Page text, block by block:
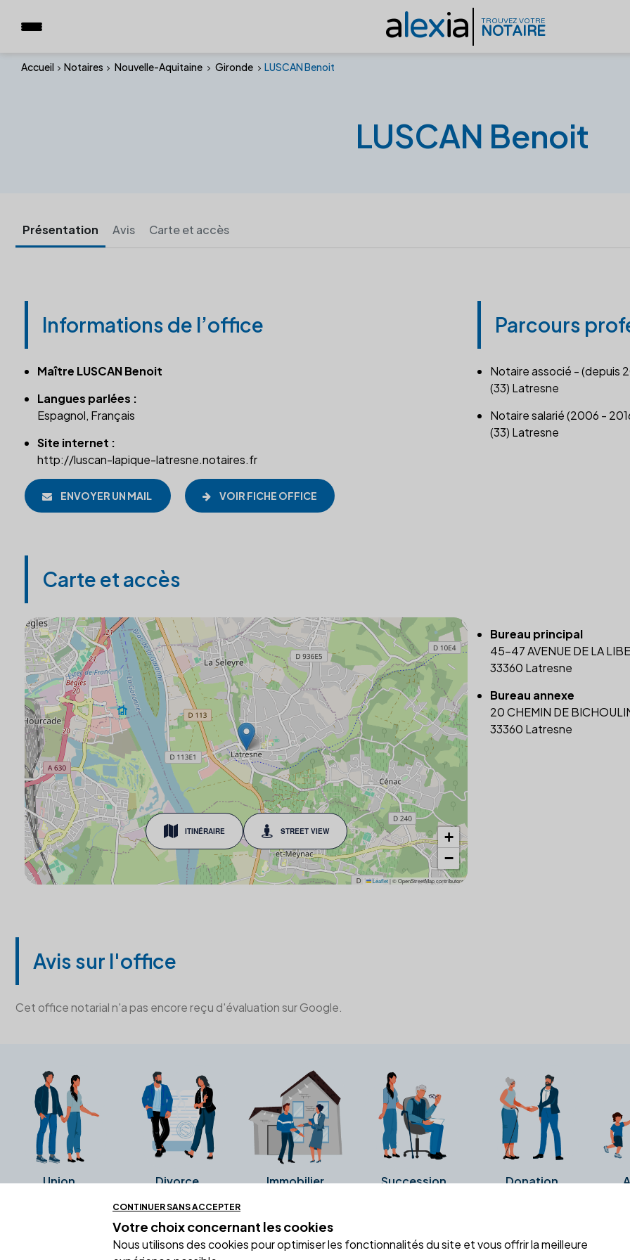
alexia TROUVEZ VOTRE
NOTAIRE
Accueil Notaires Nouvelle-Aquitaine Gironde LUSCAN Benoit
LUSCAN Benoit
Présentation Avis Carte et accès
Informations de l’office
Maître LUSCAN Benoit
Langues parlées :
Espagnol, Français
Site internet :
http://luscan-lapique-latresne.notaires.fr
ENVOYER UN MAIL VOIR FICHE OFFICE
Parcours
Notaire associé - (depuis
(33) Latresne
Notaire salarié (2006 -
(33) Latresne
Carte et accès
ITINÉRAIRE STREET VIEW
+
−
Leaflet |© OpenStreetMap contributors
Bureau principal
45-47 AVENUE DE LA
33360 Latresne
Bureau annexe
20 CHEMIN DE
33360 Latresne
Avis sur l'office
Cet office notarial n'a pas encore reçu d'évaluation sur Google.
Union Divorce Immobilier Succession Donation
Ces avis proviennent directement de la fiche Google Business de l'office notarial. Ils n'ont ni
CONTINUER SANS ACCEPTER
Votre choix concernant les cookies
Nous utilisons des cookies pour optimiser les fonctionnalités du site et vous offrir la meilleure